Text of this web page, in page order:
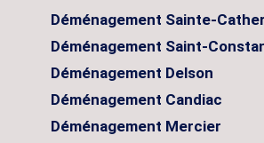
Déménagement Sainte-
Déménagement Saint-
Déménagement Delson
Déménagement Candiac
Déménagement Mercier